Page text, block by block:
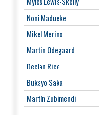
Noni Madueke
Mikel Merino
Martin Odegaard
Declan Rice
Bukayo Saka
Martín Zubimendi